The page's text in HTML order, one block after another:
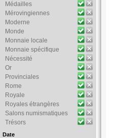
Médailles
Mérovingiennes
Moderne
Monde
Monnaie locale
Monnaie spécifique
Nécessité
Or
Provinciales
Rome
Royale
Royales étrangères
Salons numismatiques
Trésors
Date